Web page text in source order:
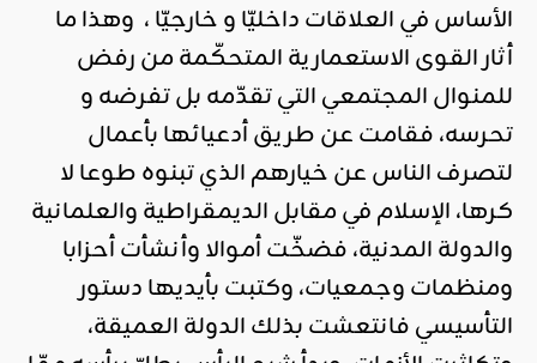
الأساس في العلاقات داخليّا و خارجيّا ، وهذا ما
أثار القوى الاستعمارية المتحكّمة من رفض
للمنوال المجتمعي التي تقدّمه بل تفرضه و
تحرسه، فقامت عن طريق أدعيائها بأعمال
لتصرف الناس عن خيارهم الذي تبنوه طوعا لا
كرها، الإسلام في مقابل الديمقراطية والعلمانية
والدولة المدنية، فضخّت أموالا وأنشأت أحزابا
ومنظمات وجمعيات، وكتبت بأيديها دستور
التأسيسي فانتعشت بذلك الدولة العميقة،